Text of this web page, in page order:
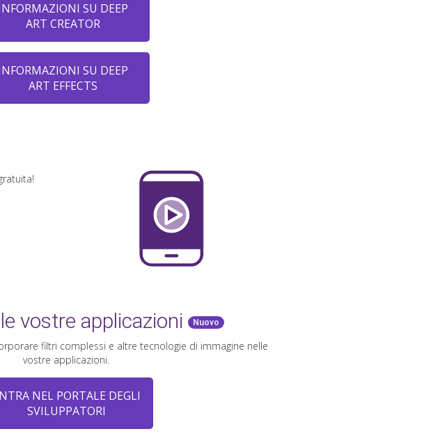
SU DEEP
ART CREATOR
SU DEEP
ART EFFECTS
vostre applicazioni Nuovo
filtri complessi e altre tecnologie di immagine nelle
vostre applicazioni.
NEL PORTALE DEGLI
SVILUPPATORI